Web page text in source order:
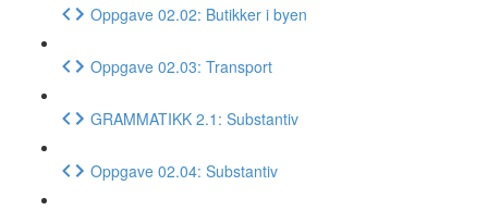
Oppgave 02.02: Butikker i byen
Oppgave 02.03: Transport
GRAMMATIKK 2.1: Substantiv
Oppgave 02.04: Substantiv